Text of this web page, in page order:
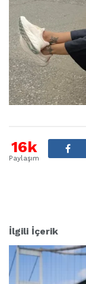
16k
Paylaşım
İlgili İçerik